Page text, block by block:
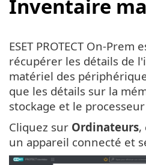
Inventaire
ESET PROTECT On-
récupérer les détails de
matériel des
que les détails sur la
stockage et le
Cliquez sur Ordinateurs,
un appareil connecté et